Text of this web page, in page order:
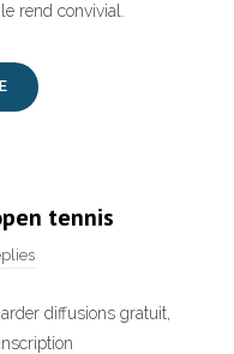
rend convivial.
tennis
diffusions gratuit,